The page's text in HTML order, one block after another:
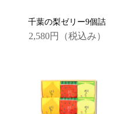
千葉の梨ゼリー9個詰
2,580円 （税込み）